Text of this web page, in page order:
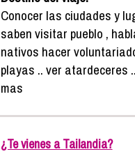
Conocer las ciudades y
saben visitar pueblo ,
nativos hacer
playas .. ver atardeceres
mas
¿Te vienes a Tailandia?